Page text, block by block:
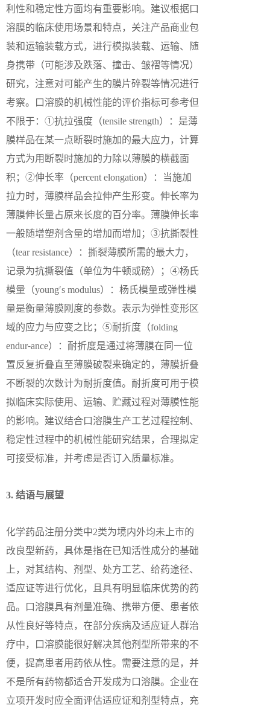
利性和稳定性方面均有重要影响。建议根据口
溶膜的临床使用场景和特点，关注产品商业包
装和运输装载方式，进行模拟装载、运输、随
身携带（可能涉及跌落、撞击、皱褶等情况）
研究，注意对可能产生的膜片碎裂等情况进行
考察。口溶膜的机械性能的评价指标可参考但
不限于：①抗拉强度（tensile strength）：是薄
膜样品在某一点断裂时施加的最大应力，计算
方式为用断裂时施加的力除以薄膜的横截面
积；②伸长率（percent elongation）：当施加
拉力时，薄膜样品会拉伸产生形变。伸长率为
薄膜伸长量占原来长度的百分率。薄膜伸长率
一般随增塑剂含量的增加而增加；③抗撕裂性
（tear resistance）：撕裂薄膜所需的最大力，
记录为抗撕裂值（单位为牛顿或磅）；④杨氏
模量（young′s modulus）：杨氏模量或弹性模
量是衡量薄膜刚度的参数。表示为弹性变形区
域的应力与应变之比；⑤耐折度（folding
endur⁃ance）：耐折度是通过将薄膜在同一位
置反复折叠直至薄膜破裂来确定的，薄膜折叠
不断裂的次数计为耐折度值。耐折度可用于模
拟临床实际使用、运输、贮藏过程对薄膜性能
的影响。建议结合口溶膜生产工艺过程控制、
稳定性过程中的机械性能研究结果，合理拟定
可接受标准，并考虑是否订入质量标准。
3. 结语与展望
化学药品注册分类中2类为境内外均未上市的
改良型新药，具体是指在已知活性成分的基础
上，对其结构、剂型、处方工艺、给药途径、
适应证等进行优化，且具有明显临床优势的药
品。口溶膜具有剂量准确、携带方便、患者依
从性良好等特点，在部分疾病及适应证人群治
疗中，口溶膜能很好解决其他剂型所带来的不
便，提高患者用药依从性。需要注意的是，并
不是所有药物都适合开发成为口溶膜。企业在
立项开发时应全面评估适应证和剂型特点，充